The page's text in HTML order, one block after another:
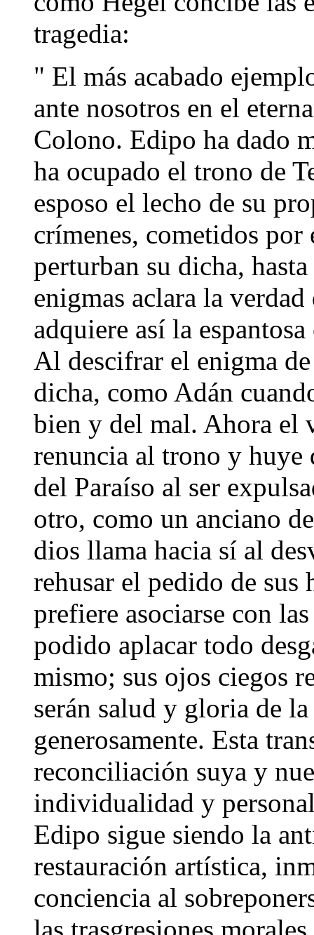
tragedia:
" El más acabado
ante nosotros en el
Colono. Edipo ha dado
ha ocupado el trono de
esposo el lecho de su
crímenes, cometidos
perturban su dicha,
enigmas aclara la
adquiere así la
Al descifrar el enigma
dicha, como Adán
bien y del mal. Ahora el
renuncia al trono y huye
del Paraíso al ser
otro, como un anciano
dios llama hacia sí al
rehusar el pedido de sus
prefiere asociarse con
podido aplacar todo
mismo; sus ojos ciegos
serán salud y gloria de
generosamente. Esta
reconciliación suya y
individualidad y
Edipo sigue siendo la
restauración artística,
conciencia al